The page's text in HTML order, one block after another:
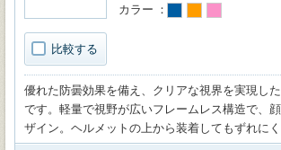
比較する
カラー
優れた防曇効果を備え、クリアな視界を実現し
です。軽量で視野が広いフレームレス構造で、
ザイン。ヘルメットの上から装着してもずれにく